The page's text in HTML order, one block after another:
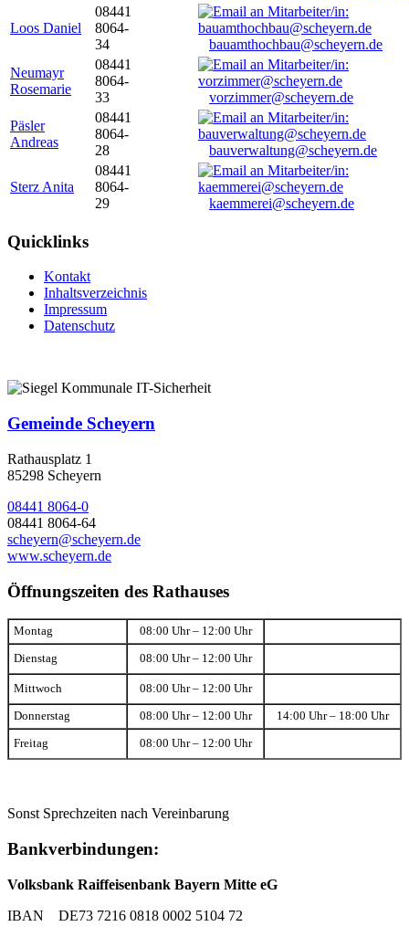
Loos Daniel
08441
8064-
34
bauamthochbau@scheyern.de
Neumayr
Rosemarie
08441
8064-
33
vorzimmer@scheyern.de
Päsler
Andreas
08441
8064-
28
bauverwaltung@scheyern.de
Sterz Anita
08441
8064-
29
kaemmerei@scheyern.de
Quicklinks
Kontakt
Inhaltsverzeichnis
Impressum
Datenschutz
Gemeinde Scheyern
Rathausplatz 1
85298 Scheyern
08441 8064-0
08441 8064-64
scheyern@scheyern.de
www.scheyern.de
Öffnungszeiten des Rathauses
Montag 08:00 Uhr – 12:00 Uhr
Dienstag 08:00 Uhr – 12:00 Uhr
Mittwoch 08:00 Uhr – 12:00 Uhr
Donnerstag 08:00 Uhr – 12:00 Uhr 14:00 Uhr – 18:00 Uhr
Freitag 08:00 Uhr – 12:00 Uhr
Sonst Sprechzeiten nach Vereinbarung
Bankverbindungen:
Volksbank Raiffeisenbank Bayern Mitte eG
IBAN DE73 7216 0818 0002 5104 72